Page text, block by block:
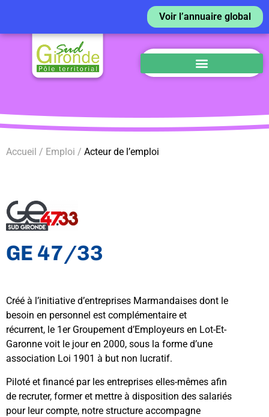
Voir l’annuaire global
Accueil / Emploi / Acteur de l’emploi
GE 47/33
Créé à l’initiative d’entreprises Marmandaises dont le
besoin en personnel est complémentaire et
récurrent, le 1er Groupement d’Employeurs en Lot-Et-
Garonne voit le jour en 2000, sous la forme d’une
association Loi 1901 à but non lucratif.
Piloté et financé par les entreprises elles-mêmes afin
de recruter, former et mettre à disposition des salariés
pour leur compte, notre structure accompagne